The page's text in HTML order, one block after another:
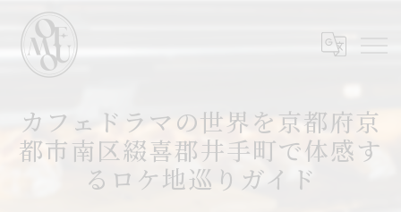
カフェドラマの世界を京都府京
都市南区綴喜郡井手町で体感す
るロケ地巡りガイド